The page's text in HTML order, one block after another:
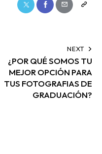
NEXT
¿POR QUÉ SOMOS TU
MEJOR OPCIÓN PARA
TUS FOTOGRAFIAS DE
GRADUACIÓN?